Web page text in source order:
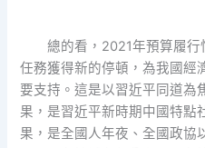
總的看，2021年預算履行
任務獲得新的停頓，為我國經
要支持。這是以習近平同道為
果，是習近平新時期中國特點
果，是全國人年夜、全國政協